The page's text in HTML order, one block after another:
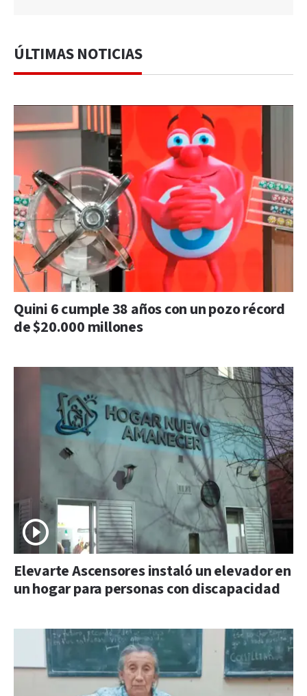
ÚLTIMAS NOTICIAS
Quini 6 cumple 38 años con un pozo récord
de $20.000 millones
Elevarte Ascensores instaló un elevador en
un hogar para personas con discapacidad